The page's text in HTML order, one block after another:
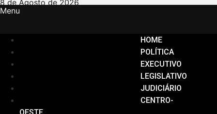
Ir
para
conteúdo
8 de Agosto de 2026
Menu
HOME
POLÍTICA
EXECUTIVO
LEGISLATIVO
JUDICIÁRIO
CENTRO-